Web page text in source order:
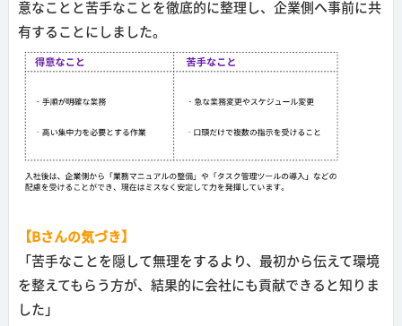
意なことと苦手なことを徹底的に整理し、企業側へ事前に共
有することにしました。
【Bさんの気づき】
「苦手なことを隠して無理をするより、最初から伝えて環境
を整えてもらう方が、結果的に会社にも貢献できると知りま
した」